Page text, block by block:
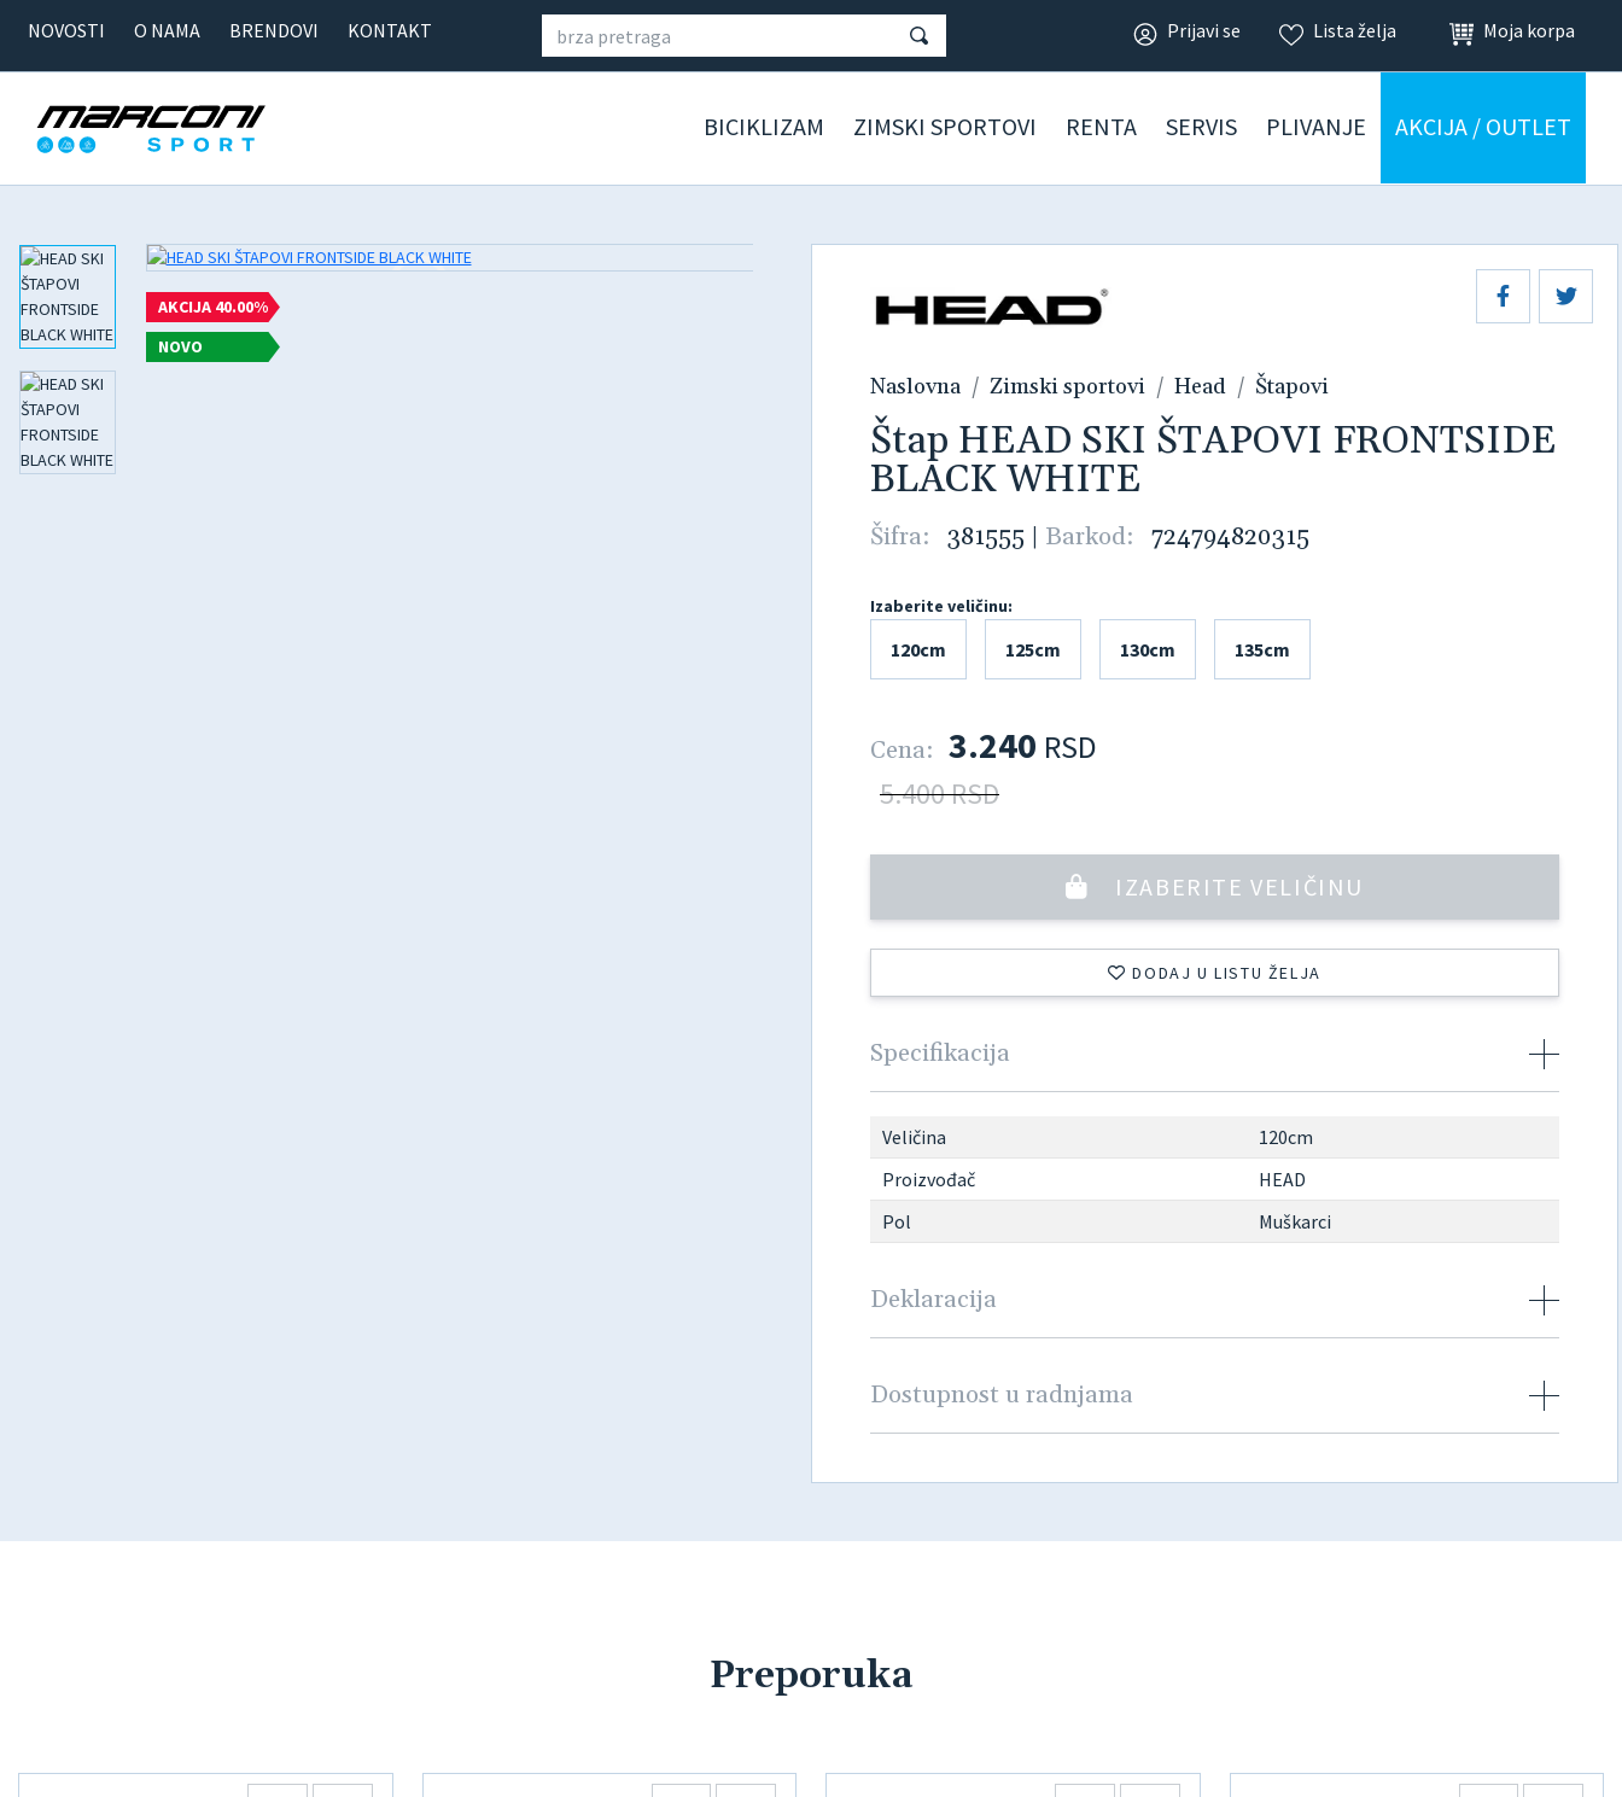
NOVOSTI O NAMA BRENDOVI KONTAKT Prijavi se Lista želja Moja korpa
BICIKLIZAM ZIMSKI SPORTOVI RENTA SERVIS PLIVANJE AKCIJA / OUTLET
AKCIJA 40.00%
NOVO
Naslovna Zimski sportovi Head Štapovi
Štap HEAD SKI ŠTAPOVI FRONTSIDE
BLACK WHITE
Šifra: 381555 | Barkod: 724794820315
Izaberite veličinu:
120cm 125cm 130cm 135cm
Cena: 3.240 RSD
5.400 RSD
IZABERITE VELIČINU
DODAJ U LISTU ŽELJA
Specifikacija
Veličina
120cm
Proizvođač
HEAD
Pol
Muškarci
Deklaracija
Dostupnost u radnjama
Preporuka